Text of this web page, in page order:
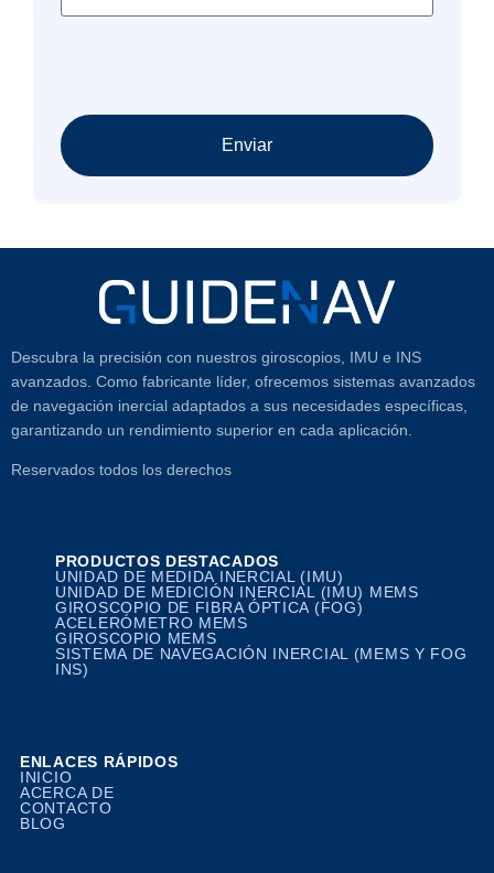
Enviar
Descubra la precisión con nuestros giroscopios, IMU e INS
avanzados. Como fabricante líder, ofrecemos sistemas avanzados
de navegación inercial adaptados a sus necesidades específicas,
garantizando un rendimiento superior en cada aplicación.
Reservados todos los derechos
PRODUCTOS DESTACADOS
UNIDAD DE MEDIDA INERCIAL (IMU)
UNIDAD DE MEDICIÓN INERCIAL (IMU) MEMS
GIROSCOPIO DE FIBRA ÓPTICA (FOG)
ACELERÓMETRO MEMS
GIROSCOPIO MEMS
SISTEMA DE NAVEGACIÓN INERCIAL (MEMS Y FOG
INS)
ENLACES RÁPIDOS
INICIO
ACERCA DE
CONTACTO
BLOG